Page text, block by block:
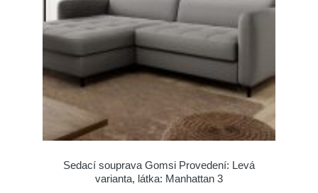
Sedací souprava Gomsi Provedení: Levá
varianta, látka: Manhattan 3